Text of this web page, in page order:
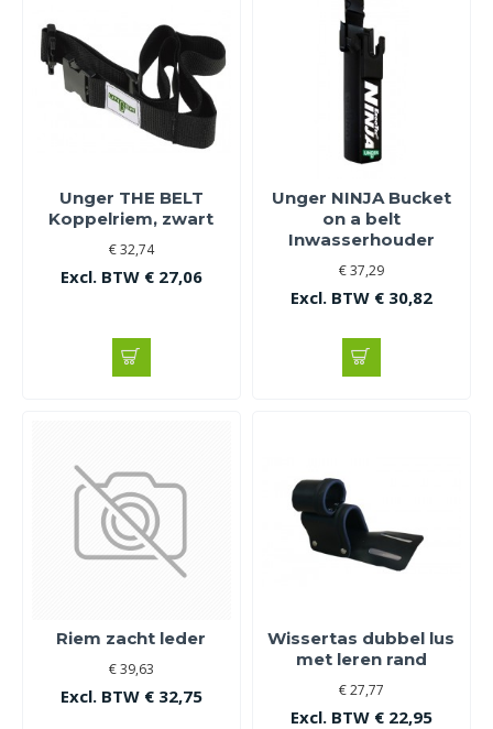
Unger THE BELT
Koppelriem, zwart
€ 32,74
Excl. BTW € 27,06
Unger NINJA Bucket
on a belt
Inwasserhouder
€ 37,29
Excl. BTW € 30,82
Riem zacht leder
€ 39,63
Excl. BTW € 32,75
Wissertas dubbel lus
met leren rand
€ 27,77
Excl. BTW € 22,95